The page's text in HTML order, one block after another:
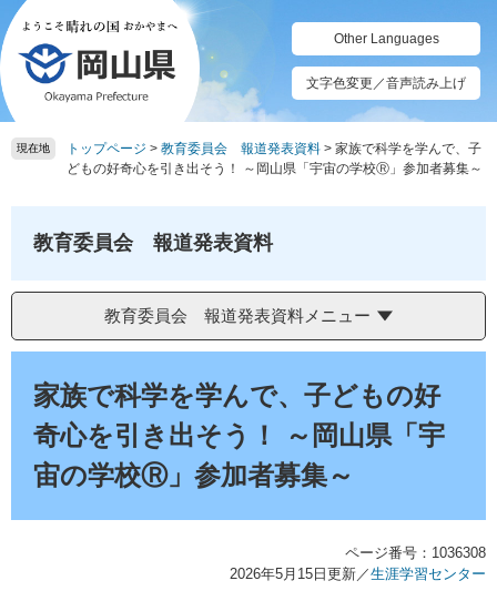
ペ
ー
ジ
の
先
頭
メ
ニ
ュ
ー
を
飛
Other Languages
文字色変更／音声読み上げ
現在地 トップページ > 教育委員会 報道発表資料 > 家族で科学を学んで、子
どもの好奇心を引き出そう！ ～岡山県「宇宙の学校Ⓡ」参加者募集～
教育委員会 報道発表資料
教育委員会 報道発表資料メニュー
家族で科学を学んで、子どもの好
奇心を引き出そう！ ～岡山県「宇
宙の学校Ⓡ」参加者募集～
ページ番号：1036308
2026年5月15日更新／生涯学習センター